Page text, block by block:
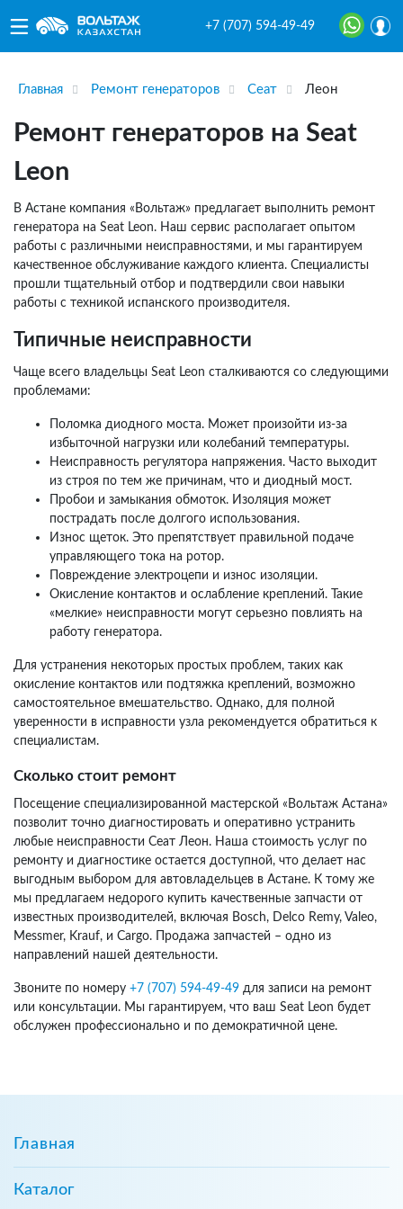
+7 (707) 594-49-49
Главная Ремонт генераторов Сеат Леон
Ремонт генераторов на Seat
Leon
В Астане компания «Вольтаж» предлагает выполнить ремонт
генератора на Seat Leon. Наш сервис располагает опытом
работы с различными неисправностями, и мы гарантируем
качественное обслуживание каждого клиента. Специалисты
прошли тщательный отбор и подтвердили свои навыки
работы с техникой испанского производителя.
Типичные неисправности
Чаще всего владельцы Seat Leon сталкиваются со следующими
проблемами:
Поломка диодного моста. Может произойти из-за
избыточной нагрузки или колебаний температуры.
Неисправность регулятора напряжения. Часто выходит
из строя по тем же причинам, что и диодный мост.
Пробои и замыкания обмоток. Изоляция может
пострадать после долгого использования.
Износ щеток. Это препятствует правильной подаче
управляющего тока на ротор.
Повреждение электроцепи и износ изоляции.
Окисление контактов и ослабление креплений. Такие
«мелкие» неисправности могут серьезно повлиять на
работу генератора.
Для устранения некоторых простых проблем, таких как
окисление контактов или подтяжка креплений, возможно
самостоятельное вмешательство. Однако, для полной
уверенности в исправности узла рекомендуется обратиться к
специалистам.
Сколько стоит ремонт
Посещение специализированной мастерской «Вольтаж Астана»
позволит точно диагностировать и оперативно устранить
любые неисправности Сеат Леон. Наша стоимость услуг по
ремонту и диагностике остается доступной, что делает нас
выгодным выбором для автовладельцев в Астане. К тому же
мы предлагаем недорого купить качественные запчасти от
известных производителей, включая Bosch, Delco Remy, Valeo,
Messmer, Krauf, и Cargo. Продажа запчастей – одно из
направлений нашей деятельности.
Звоните по номеру +7 (707) 594-49-49 для записи на ремонт
или консультации. Мы гарантируем, что ваш Seat Leon будет
обслужен профессионально и по демократичной цене.
Главная
Каталог